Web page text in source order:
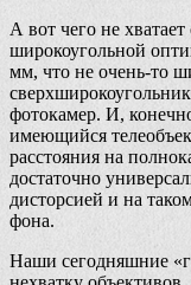
А вот чего не
широкоугольной
мм, что не очень-то
фотокамер. И,
имеющийся
расстояния на
достаточно
дисторсией и на
фона.
Наши сегодняшние